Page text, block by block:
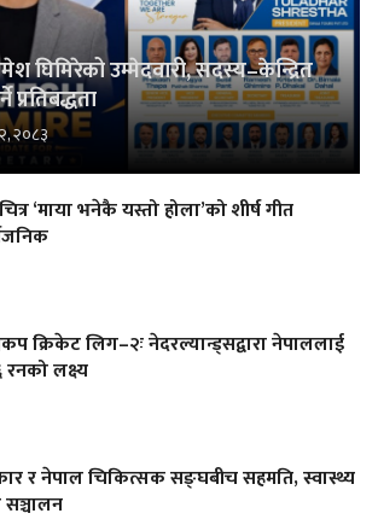
घिमिरेको उम्मेदवारी, सदस्य–केन्द्रित
प्रतिबद्धता
२०८३
‘माया भनेकै यस्तो होला’को शीर्ष गीत
क्रिकेट लिग–२ः नेदरल्यान्ड्सद्वारा नेपाललाई
लक्ष्य
र नेपाल चिकित्सक सङ्घबीच सहमति, स्वास्थ्य